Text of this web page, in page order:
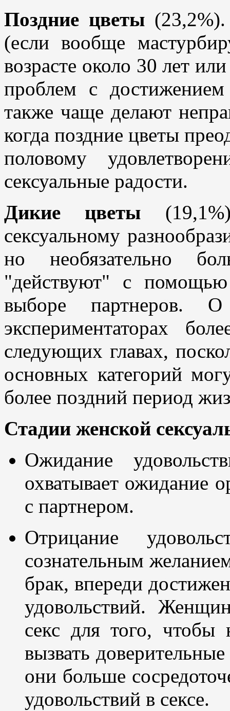
Поздние цветы
(если вообще
возрасте около 30 лет
проблем с
также чаще делают
когда поздние цветы
половому
сексуальные радости.
Дикие цветы
сексуальному
но необязательно
"действуют" с
выборе партнеров.
экспериментаторах
следующих главах,
основных категорий
более поздний период
Стадии женской
Ожидание
охватывает ожидание
с партнером.
Отрицание
сознательным
брак, впереди
удовольствий.
секс для того, чтобы
вызвать
они больше
удовольствий в сексе.